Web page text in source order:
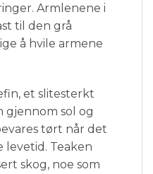
Armlenene i
til den grå
å hvile armene
et slitesterkt
gjennom sol og
tørt når det
levetid. Teaken
skog, noe som